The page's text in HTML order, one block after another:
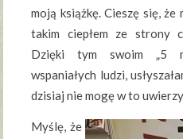
moją książkę. Cieszę się, że
takim ciepłem ze strony
Dzięki tym swoim „5
wspaniałych ludzi,
dzisiaj nie mogę w to
Myślę, że